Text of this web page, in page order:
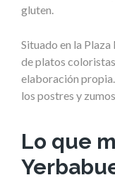
gluten.
Situado en la
de platos
elaboración
los postres y
Lo que